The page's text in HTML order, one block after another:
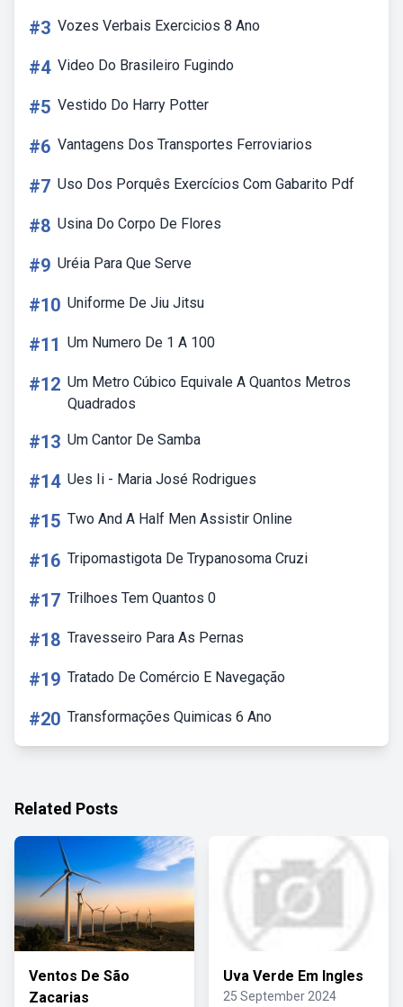
#3 Vozes Verbais Exercicios 8 Ano
#4 Video Do Brasileiro Fugindo
#5 Vestido Do Harry Potter
#6 Vantagens Dos Transportes Ferroviarios
#7 Uso Dos Porquês Exercícios Com Gabarito Pdf
#8 Usina Do Corpo De Flores
#9 Uréia Para Que Serve
#10 Uniforme De Jiu Jitsu
#11 Um Numero De 1 A 100
#12 Um Metro Cúbico Equivale A Quantos Metros
Quadrados
#13 Um Cantor De Samba
#14 Ues Ii - Maria José Rodrigues
#15 Two And A Half Men Assistir Online
#16 Tripomastigota De Trypanosoma Cruzi
#17 Trilhoes Tem Quantos 0
#18 Travesseiro Para As Pernas
#19 Tratado De Comércio E Navegação
#20 Transformações Quimicas 6 Ano
Related Posts
Ventos De São
Zacarias
Uva Verde Em Ingles
25 September 2024